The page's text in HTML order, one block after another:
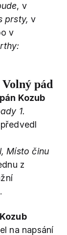
, v
prsty, v
v
pád
Kozub
1.
Místo činu
z
.
na napsání